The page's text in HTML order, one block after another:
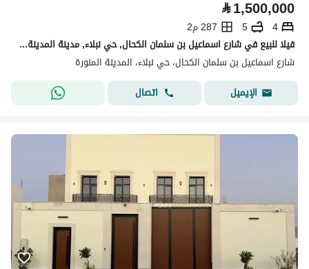
⃁1,500,000
4
5
287 م2
فيلا للبيع في شارع اسماعيل بن سلمان الكحال, حي نبلاء, مدينة المدينة المنورة, منطقة المدينة المنورة
شارع اسماعيل بن سلمان الكحال، حي نبلاء، المدينة المنورة
الإيميل
اتصال